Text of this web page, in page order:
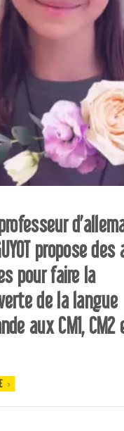
propose
pour faire la
de la langue
aux CM1,